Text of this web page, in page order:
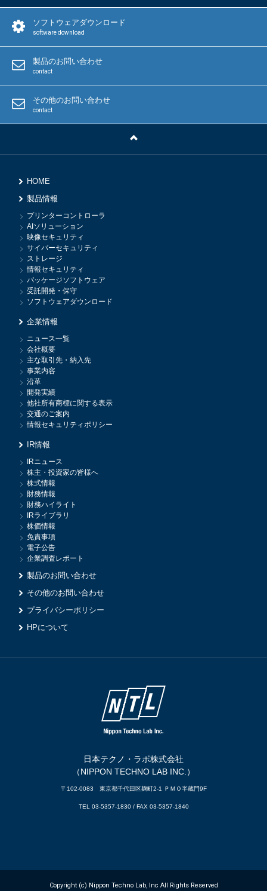
ソフトウェアダウンロード
software download
製品のお問い合わせ
contact
その他のお問い合わせ
contact
HOME
製品情報
プリンターコントローラ
AIソリューション
映像セキュリティ
サイバーセキュリティ
ストレージ
情報セキュリティ
パッケージソフトウェア
受託開発・保守
ソフトウェアダウンロード
企業情報
ニュース一覧
会社概要
主な取引先・納入先
事業内容
沿革
開発実績
他社所有商標に関する表示
交通のご案内
情報セキュリティポリシー
IR情報
IRニュース
株主・投資家の皆様へ
株式情報
財務情報
財務ハイライト
IRライブラリ
株価情報
免責事項
電子公告
企業調査レポート
製品のお問い合わせ
その他のお問い合わせ
プライバシーポリシー
HPについて
日本テクノ・ラボ株式会社
（NIPPON TECHNO LAB INC.）
〒102-0083 東京都千代田区麹町2-1 ＰＭＯ半蔵門9F
TEL 03-5357-1830 / FAX 03-5357-1840
Copyright (c) Nippon Techno Lab, Inc All Rights Reserved